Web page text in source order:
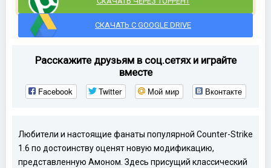
СКАЧАТЬ С GOOGLE DRIVE
Расскажите друзьям в соц.сетях и играйте
вместе
Facebook Twitter Мой мир Вконтакте
Любители и настоящие фанаты популярной Counter-Strike
1.6 по достоинству оценят новую модификацию,
представленную Амоном. Здесь присущий классический